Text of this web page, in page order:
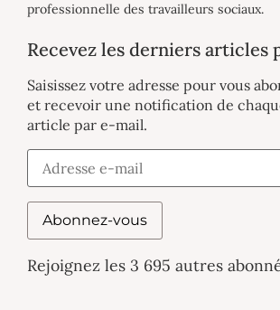
professionnelle des travailleurs sociaux.
Recevez les derniers articles
Saisissez votre adresse pour vous
et recevoir une notification de
article par e-mail.
Abonnez-vous
Rejoignez les 3 695 autres